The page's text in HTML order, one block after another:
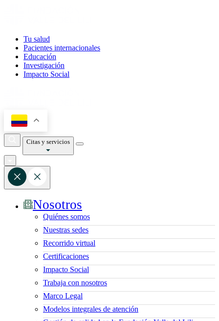
Tu salud
Pacientes internacionales
Educación
Investigación
Impacto Social
Citas y servicios
Nosotros
Quiénes somos
Nuestras sedes
Recorrido virtual
Certificaciones
Impacto Social
Trabaja con nosotros
Marco Legal
Modelos integrales de atención